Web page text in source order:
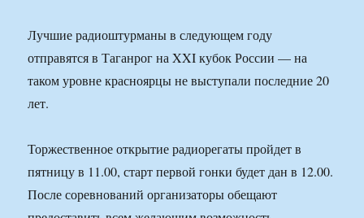
Лучшие радиоштурманы в следующем году
отправятся в Таганрог на XXI кубок России — на
таком уровне красноярцы не выступали последние 20
лет.
Торжественное открытие радиорегаты пройдет в
пятницу в 11.00, старт первой гонки будет дан в 12.00.
После соревнований организаторы обещают